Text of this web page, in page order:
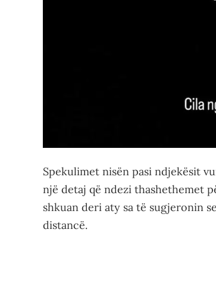
Spekulimet nisën pasi ndjekësit
një detaj që ndezi thashethemet
shkuan deri aty sa të sugjeronin
distancë.